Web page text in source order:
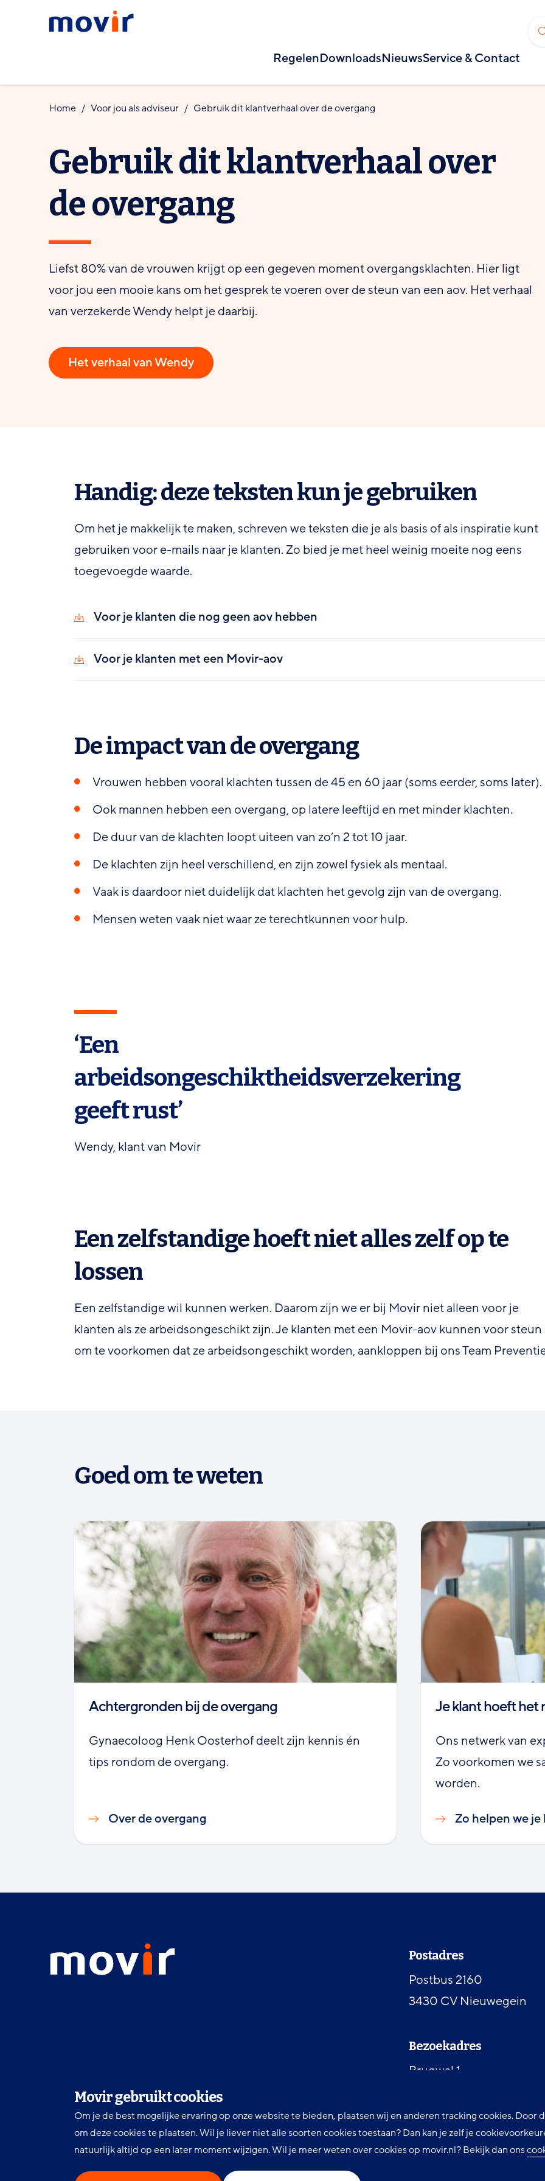
Movir gebruikt cookies
Om je de best mogelijke ervaring op onze website te bieden, plaatsen wij en anderen tracking cookies. Door
om deze cookies te plaatsen. Wil je liever niet alle soorten cookies toestaan? Dan kan je zelf je
natuurlijk altijd op een later moment wijzigen. Wil je meer weten over cookies op movir.nl? Bekijk dan ons
Spring
SpringMovir
naar
de
RegelenDownloadsNieuwsService & Contact
Home Voor jou alsadviseur Gebruik dit klantverhaal over de overgang
Gebruik dit klantverhaal over
de overgang
Liefst 80% van de vrouwen krijgt op een gegeven moment overgangsklachten. Hier ligt
voor jou een mooie kans om het gesprek te voeren over de steun van een aov. Het verhaal
van verzekerde Wendy helpt je daarbij.
Het verhaal van Wendy
Handig: deze teksten kun je gebruiken
Om het je makkelijk te maken, schreven we teksten die je als basis of als inspiratie kunt
gebruiken voor e-mails naar je klanten. Zo bied je met heel weinig moeite nog eens
toegevoegde waarde.
Voor je klanten die nog geen aov hebben
Voor je klanten met een Movir-aov
De impact van de overgang
Vrouwen hebben vooral klachten tussen de 45 en 60 jaar (soms eerder, soms later).
Ook mannen hebben een overgang, op latere leeftijd en met minder klachten.
De duur van de klachten loopt uiteen van zo’n 2 tot 10 jaar.
De klachten zijn heel verschillend, en zijn zowel fysiek als mentaal.
Vaak is daardoor niet duidelijk dat klachten het gevolg zijn van de overgang.
Mensen weten vaak niet waar ze terechtkunnen voor hulp.
‘Een
arbeidsongeschiktheidsverzekering
geeft rust’
Wendy, klant van Movir
Een zelfstandige hoeft niet alles zelf op te
lossen
Een zelfstandige wil kunnen werken. Daarom zijn we er bij Movir niet alleen voor je
klanten als ze arbeidsongeschikt zijn. Je klanten met een Movir-aov kunnen voor steun
om te voorkomen dat ze arbeidsongeschikt worden, aankloppen bij ons Team
Goed om te weten
Achtergronden bij de overgang
Gynaecoloog Henk Oosterhof deelt zijn kennis én
tips rondom de overgang.
Over de overgang
Je klant hoeft het
Ons netwerk van
Zo voorkomen we
worden.
Zo helpen we
Movir
-
Postadres
Postbus 2160
3430 CV Nieuwegein
Bezoekadres
Brugwal 1
Telefoon
Volg ons LinkedInFacebookTwitter